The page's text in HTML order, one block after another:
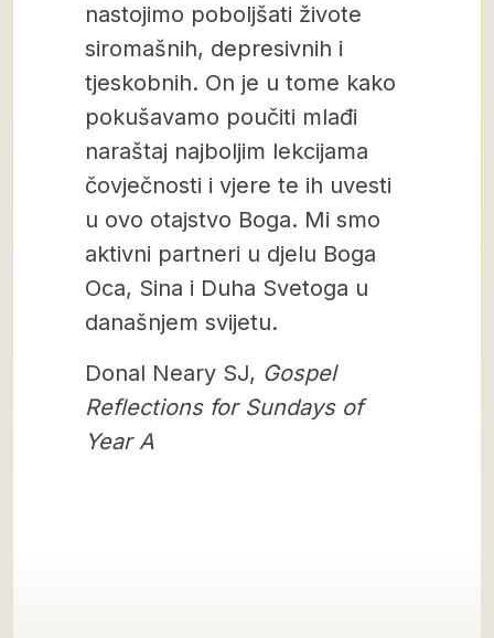
nastojimo poboljšati živote
siromašnih, depresivnih i
tjeskobnih. On je u tome kako
pokušavamo poučiti mlađi
naraštaj najboljim lekcijama
čovječnosti i vjere te ih uvesti
u ovo otajstvo Boga. Mi smo
aktivni partneri u djelu Boga
Oca, Sina i Duha Svetoga u
današnjem svijetu.
Donal Neary SJ, Gospel
Reflections for Sundays of
Year A